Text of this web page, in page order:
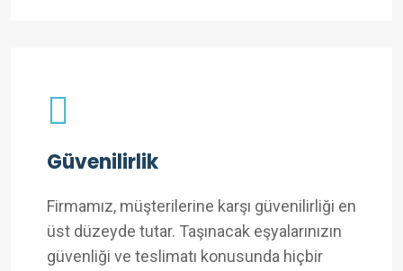
Güvenilirlik
Firmamız, müşterilerine karşı güvenilirliği en
üst düzeyde tutar. Taşınacak eşyalarınızın
güvenliği ve teslimatı konusunda hiçbir